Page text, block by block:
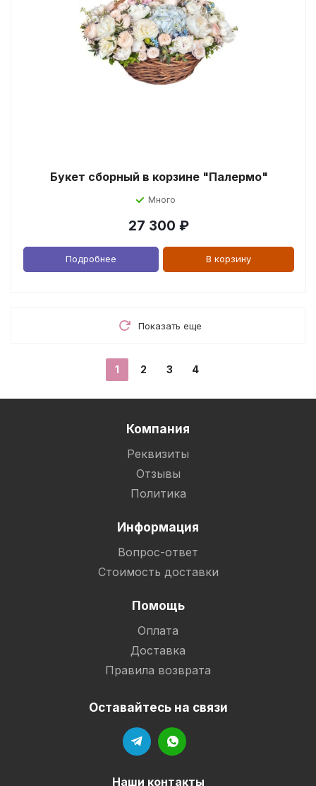
Букет сборный в корзине "Палермо"
Много
27 300 ₽
Подробнее В корзину
Показать еще
1 2 3 4
Компания
Реквизиты
Отзывы
Политика
Информация
Вопрос-ответ
Стоимость доставки
Помощь
Оплата
Доставка
Правила возврата
Оставайтесь на связи
Наши контакты